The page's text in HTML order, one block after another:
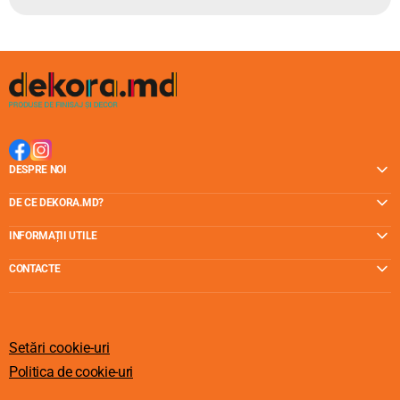
DESPRE NOI
DE CE DEKORA.MD?
INFORMAȚII UTILE
CONTACTE
Setări cookie-uri
Politica de cookie-uri